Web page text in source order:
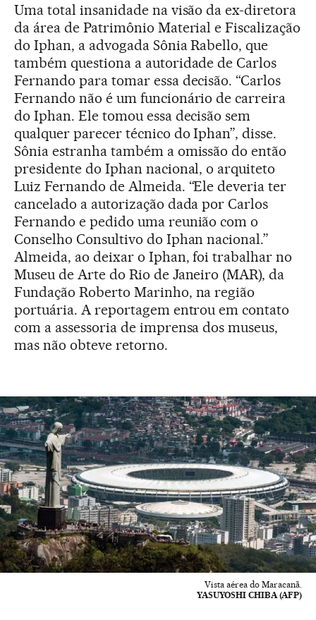
Uma total insanidade na visão da ex-diretora
da área de Patrimônio Material e Fiscalização
do Iphan, a advogada Sônia Rabello, que
também questiona a autoridade de Carlos
Fernando para tomar essa decisão. “Carlos
Fernando não é um funcionário de carreira
do Iphan. Ele tomou essa decisão sem
qualquer parecer técnico do Iphan”, disse.
Sônia estranha também a omissão do então
presidente do Iphan nacional, o arquiteto
Luiz Fernando de Almeida. “Ele deveria ter
cancelado a autorização dada por Carlos
Fernando e pedido uma reunião com o
Conselho Consultivo do Iphan nacional.”
Almeida, ao deixar o Iphan, foi trabalhar no
Museu de Arte do Rio de Janeiro (MAR), da
Fundação Roberto Marinho, na região
portuária. A reportagem entrou em contato
com a assessoria de imprensa dos museus,
mas não obteve retorno.
Vista aérea do Maracanã.
YASUYOSHI CHIBA (AFP)